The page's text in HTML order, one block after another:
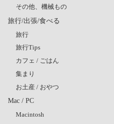
その他、機械もの
旅行/出張/食べる
旅行
旅行Tips
カフェ / ごはん
集まり
お土産 / おやつ
Mac / PC
Macintosh